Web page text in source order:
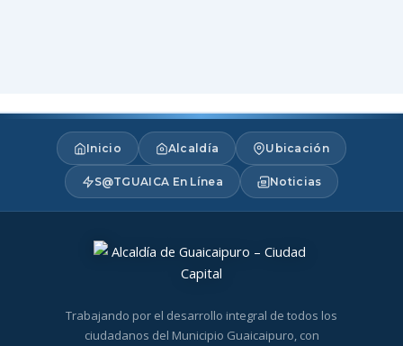
Inicio Alcaldía Ubicación
S@TGUAICA En Línea Noticias
Trabajando por el desarrollo integral de todos los
ciudadanos del Municipio Guaicaipuro, con